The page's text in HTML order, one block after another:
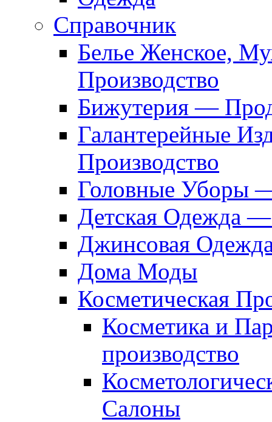
Справочник
Белье Женское,
Производство
Бижутерия —
Галантерейные
Производство
Головные Уборы
Детская Одежда
Джинсовая
Дома Моды
Косметическая
Косметика и
производство
Салоны